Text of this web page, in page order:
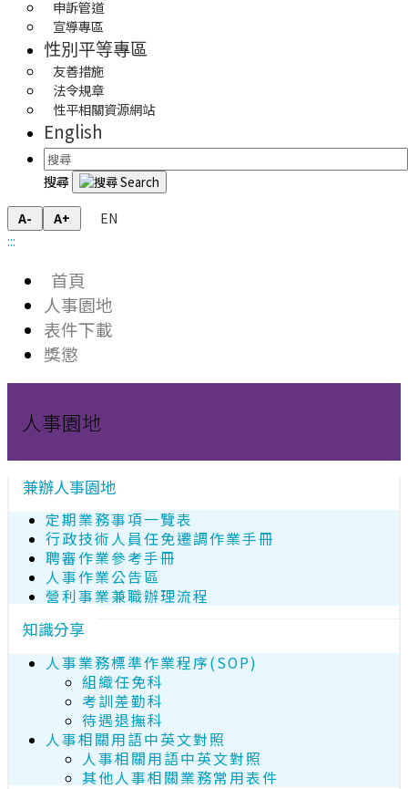
申訴管道
宣導專區
性別平等專區
友善措施
法令規章
性平相關資源網站
English
搜尋
A- A+
EN
:::
首頁
人事園地
表件下載
獎懲
人事園地
兼辦人事園地
定期業務事項一覽表
行政技術人員任免遷調作業手冊
聘審作業參考手冊
人事作業公告區
營利事業兼職辦理流程
知識分享
人事業務標準作業程序(SOP)
組織任免科
考訓差勤科
待遇退撫科
人事相關用語中英文對照
人事相關用語中英文對照
其他人事相關業務常用表件